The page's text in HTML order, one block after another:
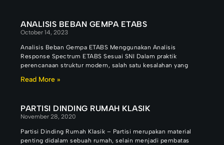
ANALISIS BEBAN GEMPA ETABS
October 14, 2023
Analisis Beban Gempa ETABS Menggunakan Analisis
Response Spectrum ETABS Sesuai SNI Dalam praktik
perencanaan struktur modern, salah satu kesalahan yang
Read More »
PARTISI DINDING RUMAH KLASIK
November 28, 2020
Partisi Dinding Rumah Klasik – Partisi merupakan material
penting didalam sebuah rumah, selain menjadi pembatas